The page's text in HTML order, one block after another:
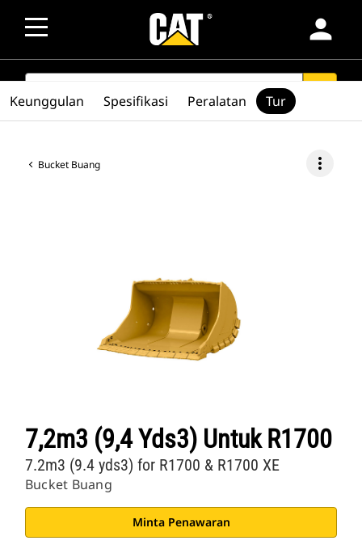
person
SEARCH
Bucket Buang more_vert
7,2m3 (9,4 Yds3) Untuk R1700
Bucket Buang
7.2m3 (9.4 yds3) for R1700 & R1700 XE
Minta Penawaran
Keunggulan Spesifikasi Peralatan Tur